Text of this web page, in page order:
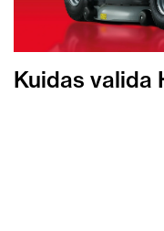
Kuidas valida